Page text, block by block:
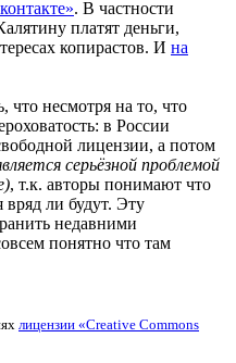
. В частности
платят деньги,
копирастов. И на
что несмотря на то, что
в России
лицензии, а потом
серьёзной проблемой
, т.к. авторы понимают что
вряд ли будут. Эту
недавними
понятно что там
лицензии «Creative Commons